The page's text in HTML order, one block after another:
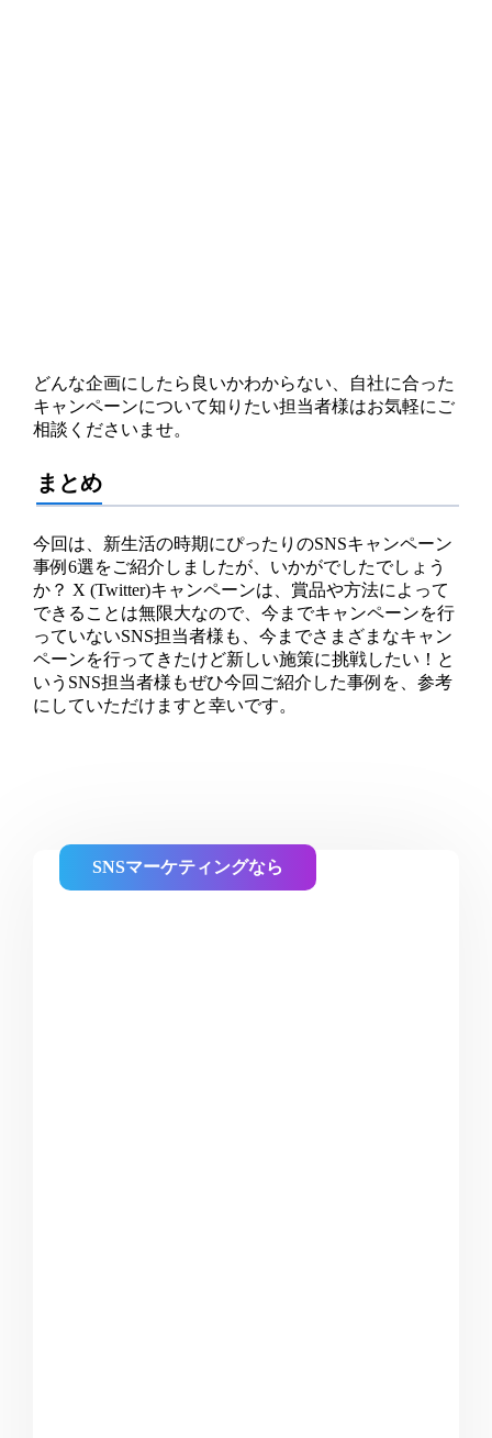
どんな企画にしたら良いかわからない、自社に合った
キャンペーンについて知りたい担当者様はお気軽にご
相談くださいませ。
まとめ
今回は、新生活の時期にぴったりのSNSキャンペーン
事例6選をご紹介しましたが、いかがでしたでしょう
か？ X (Twitter)キャンペーンは、賞品や方法によって
できることは無限大なので、今までキャンペーンを行
っていないSNS担当者様も、今までさまざまなキャン
ペーンを行ってきたけど新しい施策に挑戦したい！と
いうSNS担当者様もぜひ今回ご紹介した事例を、参考
にしていただけますと幸いです。
SNSマーケティングなら